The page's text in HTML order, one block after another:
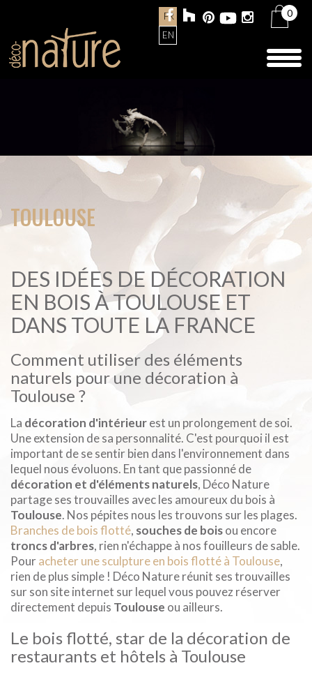
FR
EN
0
TOULOUSE
DES IDÉES DE DÉCORATION
EN BOIS À TOULOUSE ET
DANS TOUTE LA FRANCE
Comment utiliser des éléments
naturels pour une décoration à
Toulouse ?
La décoration d'intérieurest un prolongement de soi.
Une extension de sa personnalité. C'est pourquoi il est
important de se sentir bien dans l'environnement dans
lequel nous évoluons. En tant que passionné de
décoration et d'éléments naturels, Déco Nature
partage ses trouvailles avec les amoureux du bois à
Toulouse. Nos pépites nous les trouvons sur les plages.
Branches de bois flotté, souches de boisou encore
troncs d'arbres, rien n'échappe à nos fouilleurs de sable.
Pouracheter une sculpture en bois flotté à Toulouse,
rien de plus simple ! Déco Nature réunit ses trouvailles
sur son site internet sur lequel vous pouvez réserver
directement depuis Toulouse ou ailleurs.
Le bois flotté, star de la décoration de
restaurants et hôtels à Toulouse